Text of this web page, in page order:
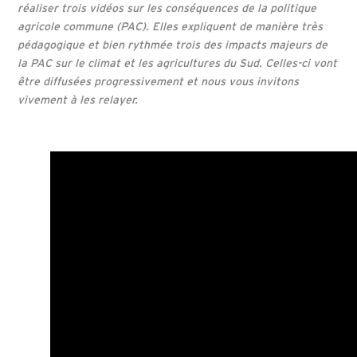
réaliser trois vidéos sur les conséquences de la politique
agricole commune (PAC). Elles expliquent de manière très
pédagogique et bien rythmée trois des impacts majeurs de
la PAC sur le climat et les agricultures du Sud. Celles-ci vont
être diffusées progressivement et nous vous invitons
vivement à les relayer.